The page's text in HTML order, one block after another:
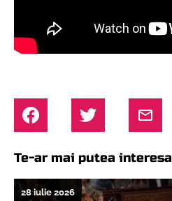
Te-ar mai putea interesa
28 iulie 2026